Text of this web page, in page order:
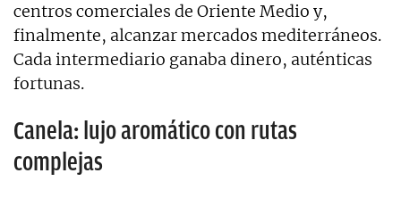
centros comerciales de Oriente Medio y,
finalmente, alcanzar mercados mediterráneos.
Cada intermediario ganaba dinero, auténticas
fortunas.
Canela: lujo aromático con rutas
complejas